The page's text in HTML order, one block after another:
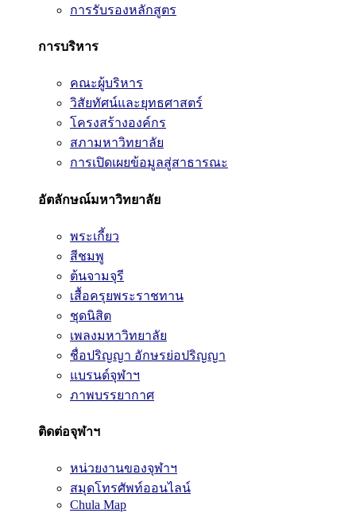
การรับรองหลักสูตร
การบริหาร
คณะผู้บริหาร
วิสัยทัศน์และยุทธศาสตร์
โครงสร้างองค์กร
สภามหาวิทยาลัย
การเปิดเผยข้อมูลสู่สาธารณะ
อัตลักษณ์มหาวิทยาลัย
พระเกี้ยว
สีชมพู
ต้นจามจุรี
เสื้อครุยพระราชทาน
ชุดนิสิต
เพลงมหาวิทยาลัย
ชื่อปริญญา อักษรย่อปริญญา
แบรนด์จุฬาฯ
ภาพบรรยากาศ
ติดต่อจุฬาฯ
หน่วยงานของจุฬาฯ
สมุดโทรศัพท์ออนไลน์
Chula Map